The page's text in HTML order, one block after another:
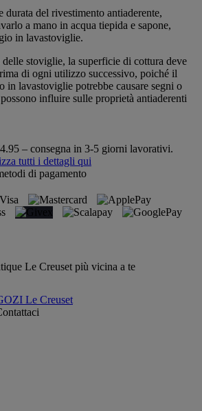
durata del rivestimento antiaderente,
a mano in acqua tiepida e sapone,
in lavastoviglie.
stoviglie, la superficie di cottura deve
di ogni utilizzo successivo, poiché il
in lavastoviglie potrebbe causare segni o
influire sulle proprietà antiaderenti
– consegna in 3-5 giorni lavorativi.
tutti i dettagli qui
di pagamento
Le Creuset più vicina a te
Le Creuset